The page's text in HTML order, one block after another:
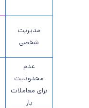
مدیریت
شخصی
عدم
محدودیت
برای معاملات
باز